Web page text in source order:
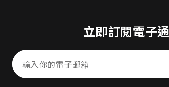
立即訂閱電子